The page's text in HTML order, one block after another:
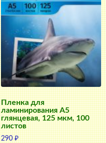
Пленка для
ламинирования А5
глянцевая, 125 мкм, 100
листов
290₽